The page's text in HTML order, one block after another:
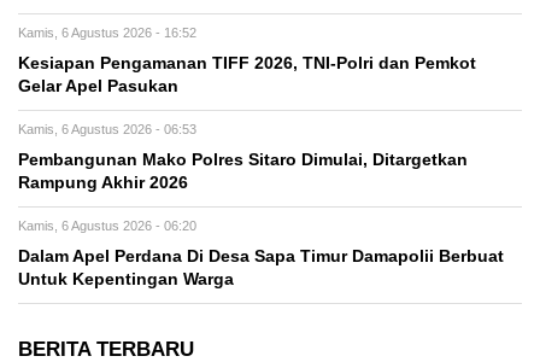
Kamis, 6 Agustus 2026 - 16:52
Kesiapan Pengamanan TIFF 2026, TNI-Polri dan Pemkot
Gelar Apel Pasukan
Kamis, 6 Agustus 2026 - 06:53
Pembangunan Mako Polres Sitaro Dimulai, Ditargetkan
Rampung Akhir 2026
Kamis, 6 Agustus 2026 - 06:20
Dalam Apel Perdana Di Desa Sapa Timur Damapolii Berbuat
Untuk Kepentingan Warga
BERITA TERBARU